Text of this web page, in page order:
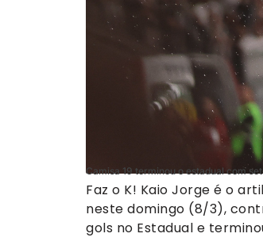
Camisa 19 terminou o estadual com
Faz o K! Kaio Jorge é o
neste domingo (8/3),
gols no Estadual e